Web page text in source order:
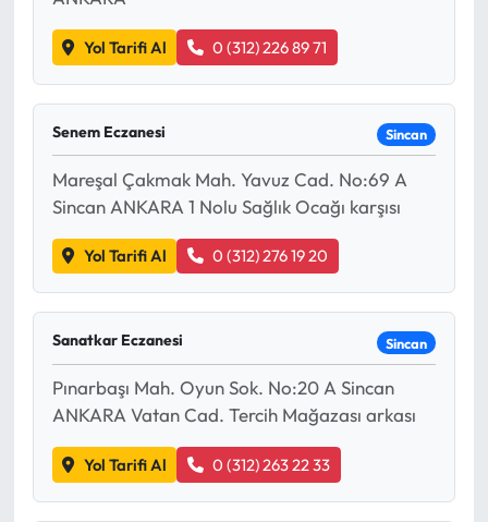
Yol Tarifi Al 0 (312) 226 89 71
Senem Eczanesi Sincan
Mareşal Çakmak Mah. Yavuz Cad. No:69 A
Sincan ANKARA 1 Nolu Sağlık Ocağı karşısı
Yol Tarifi Al 0 (312) 276 19 20
Sanatkar Eczanesi Sincan
Pınarbaşı Mah. Oyun Sok. No:20 A Sincan
ANKARA Vatan Cad. Tercih Mağazası arkası
Yol Tarifi Al 0 (312) 263 22 33